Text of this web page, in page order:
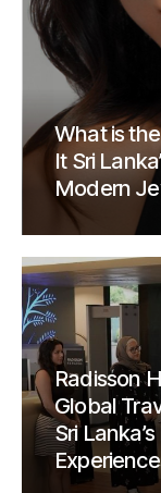
What is
It Sri
Modern
Radisson
Global
Sri